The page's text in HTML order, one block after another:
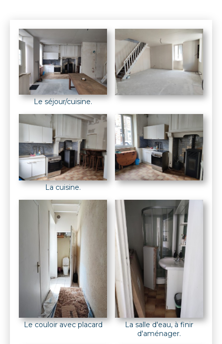
Le séjour/cuisine.
La cuisine.
Le couloir avec placard
La salle d'eau, à finir
d'aménager.